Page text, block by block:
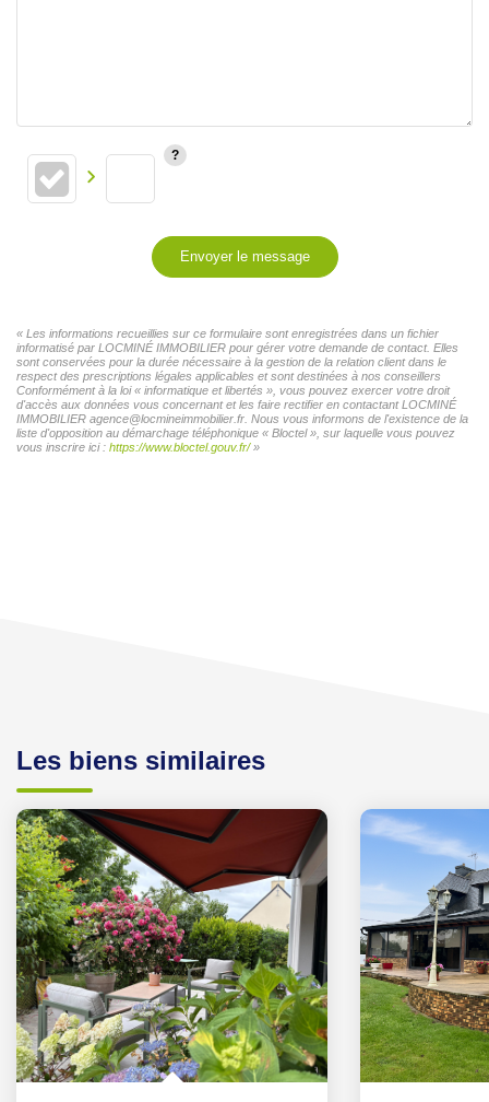
Envoyer le message
« Les informations recueillies sur ce formulaire sont enregistrées dans un fichier
informatisé par LOCMINÉ IMMOBILIER pour gérer votre demande de contact. Elles
sont conservées pour la durée nécessaire à la gestion de la relation client dans le
respect des prescriptions légales applicables et sont destinées à nos conseillers
Conformément à la loi « informatique et libertés », vous pouvez exercer votre droit
d'accès aux données vous concernant et les faire rectifier en contactant LOCMINÉ
IMMOBILIER agence@locmineimmobilier.fr. Nous vous informons de l'existence de la
liste d'opposition au démarchage téléphonique « Bloctel », sur laquelle vous pouvez
vous inscrire ici : https://www.bloctel.gouv.fr/»
Les biens similaires